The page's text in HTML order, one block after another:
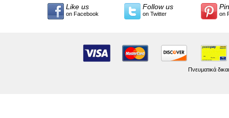
Like us
on Facebook
Follow us
on Twitter on
Πνευματικά